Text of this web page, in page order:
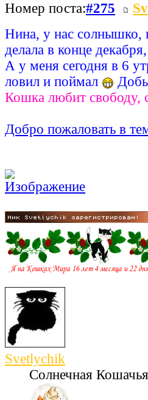
Номер поста:#275
Нина, у нас
делала в конце
А у меня сегодня в 6
ловил и поймал
Кошка любит свободу,
Добро пожаловать в
Svetlychik
Солнечная